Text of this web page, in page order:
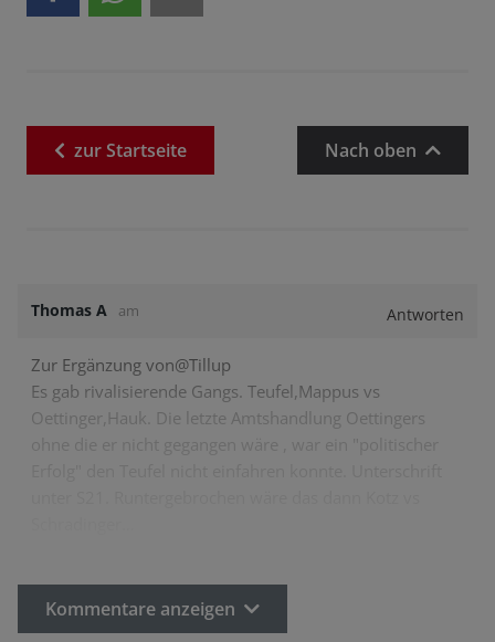
zurStartseite Nach oben
Thomas A am Antworten
Zur Ergänzung von@Tillup
Es gab rivalisierende Gangs. Teufel,Mappus vs
Oettinger,Hauk. Die letzte Amtshandlung Oettingers
Kommentare anzeigen